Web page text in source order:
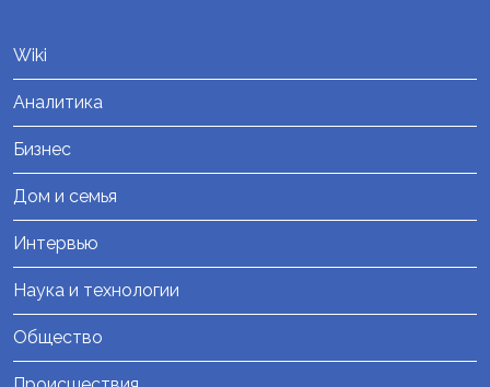
Wiki
Аналитика
Бизнес
Дом и семья
Интервью
Наука и технологии
Общество